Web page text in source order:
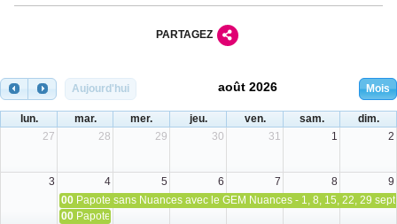
PARTAGEZ
Aujourd'hui Mois
août 2026
lun. mar. mer. jeu. ven. sam.
dim.
27
28 29 30 31 1 2
3 4 5 6 7 8
9
00 Papote sans Nuances avec le GEM Nuances - 1, 8, 15, 22, 29
00 Papote sans Nuances avec le GEM Nuances - 4, 11 et 24 août